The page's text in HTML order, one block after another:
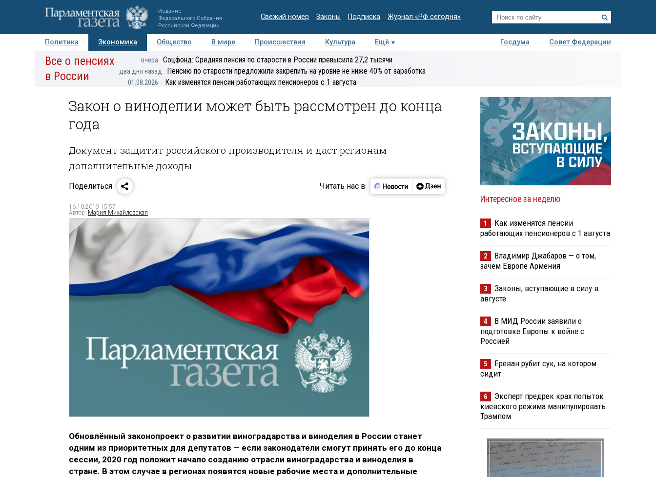
Издание
Федерального Собрания
Российской Федерации
Свежий номер Законы Подписка Журнал «РФ сегодня»
Политика Экономика Общество В мире Происшествия Культура Ещё Госдума
Совет Федерации
Авторы Персоны Мнения Регионы Медиацентр Интервью Колумнисты
экспертиза
Все о пенсиях
в России
вчера Соцфонд: Средняя пенсия по старости в России превысила 27,2 тысячи
два дня назад Пенсию по старости предложили закрепить на уровне не ниже 40% от заработка
01.08.2026 Как изменятся пенсии работающих пенсионеров с 1 августа
Закон о виноделии может быть рассмотрен до конца
года
Документ защитит российского производителя и даст регионам
дополнительные доходы
Поделиться Читать нас в
16.10.2019 15:57
Автор: Мария Михайловская
Обновлённый законопроект о развитии виноградарства и виноделия в России станет
одним из приоритетных для депутатов — если законодатели смогут принять его до конца
сессии, 2020 год положит начало созданию отрасли виноградарства и виноделия в
стране. В этом случае в регионах появятся новые рабочие места и дополнительные
Интересное за неделю
1
Как изменятся пенсии
работающих пенсионеров с 1 августа
2
Владимир Джабаров — о том,
зачем Европе Армения
3
Законы, вступающие в силу в
августе
4
В МИД России заявили о
подготовке Европы к войне с
Россией
5
Ереван рубит сук, на котором
сидит
6
Эксперт предрек крах попыток
киевского режима манипулировать
Трампом